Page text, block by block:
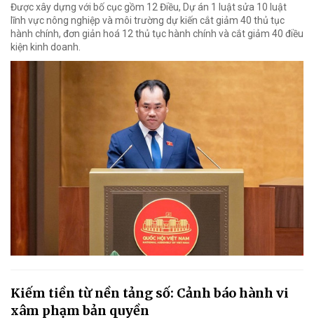
Được xây dựng với bố cục gồm 12 Điều, Dự án 1 luật sửa 10 luật
lĩnh vực nông nghiệp và môi trường dự kiến cắt giảm 40 thủ tục
hành chính, đơn giản hoá 12 thủ tục hành chính và cắt giảm 40 điều
kiện kinh doanh.
Kiếm tiền từ nền tảng số: Cảnh báo hành vi
xâm phạm bản quyền